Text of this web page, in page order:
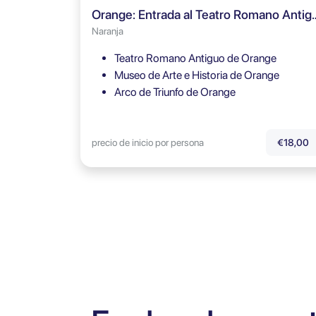
Orange: Entrada
Naranja
Teatro Romano Antiguo de Orange
Museo de Arte e Historia de Orange
Arco de Triunfo de Orange
precio de inicio por persona €18,00